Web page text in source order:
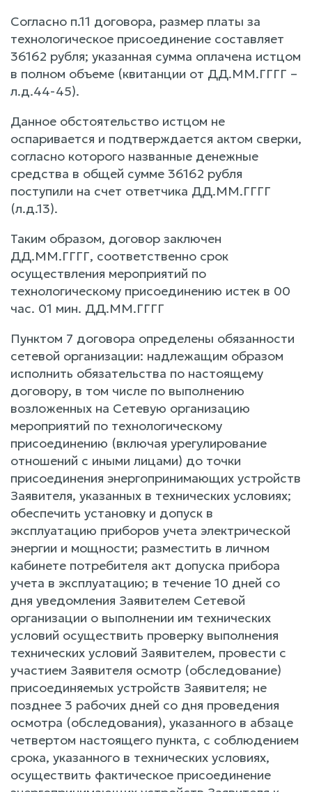
Согласно п.11 договора, размер платы за
технологическое присоединение составляет
36162 рубля; указанная сумма оплачена истцом
в полном объеме (квитанции от ДД.ММ.ГГГГ –
л.д.44-45).
Данное обстоятельство истцом не
оспаривается и подтверждается актом сверки,
согласно которого названные денежные
средства в общей сумме 36162 рубля
поступили на счет ответчика ДД.ММ.ГГГГ
(л.д.13).
Таким образом, договор заключен
ДД.ММ.ГГГГ, соответственно срок
осуществления мероприятий по
технологическому присоединению истек в 00
час. 01 мин. ДД.ММ.ГГГГ
Пунктом 7 договора определены обязанности
сетевой организации: надлежащим образом
исполнить обязательства по настоящему
договору, в том числе по выполнению
возложенных на Сетевую организацию
мероприятий по технологическому
присоединению (включая урегулирование
отношений с иными лицами) до точки
присоединения энергопринимающих устройств
Заявителя, указанных в технических условиях;
обеспечить установку и допуск в
эксплуатацию приборов учета электрической
энергии и мощности; разместить в личном
кабинете потребителя акт допуска прибора
учета в эксплуатацию; в течение 10 дней со
дня уведомления Заявителем Сетевой
организации о выполнении им технических
условий осуществить проверку выполнения
технических условий Заявителем, провести с
участием Заявителя осмотр (обследование)
присоединяемых устройств Заявителя; не
позднее 3 рабочих дней со дня проведения
осмотра (обследования), указанного в абзаце
четвертом настоящего пункта, с соблюдением
срока, указанного в технических условиях,
осуществить фактическое присоединение